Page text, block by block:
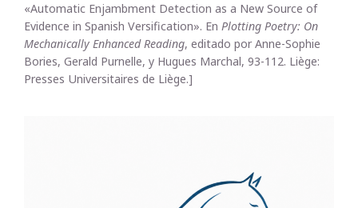
«Automatic Enjambment Detection as a New Source of
Evidence in Spanish Versification». En Plotting Poetry: On
Mechanically Enhanced Reading, editado por Anne-Sophie
Bories, Gerald Purnelle, y Hugues Marchal, 93-112. Liège:
Presses Universitaires de Liège.]